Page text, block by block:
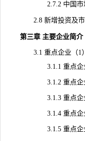
2.7.2 中国市场加
2.8 新增投资及市
第三章 主要企业简介
3.1 重点企业（1）
3.1.1 重点企业（
3.1.2 重点企业（
3.1.3 重点企业（1
3.1.4 重点企业
3.1.5 重点企业